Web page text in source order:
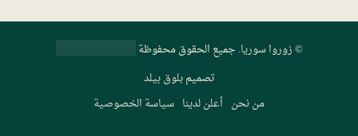
©زوروا سوريا. جميع الحقوق محفوظة
تصميمبلوق بيلد
من نحن أعلن لدينا سياسة الخصوصية